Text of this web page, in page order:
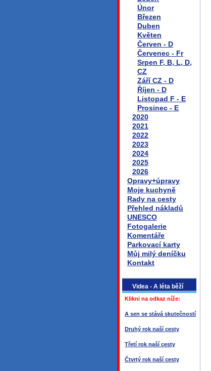
Únor
Březen
Duben
Květen
Červen - D
Červenec - Fr
Srpen F, B, L, D,
CZ
Září CZ - D
Říjen - D
Listopad F - E
Prosinec - E
2020
2021
2022
2023
2024
2025
2026
Opravy+úpravy
Moje kuchyně
Rady na cesty
Přehled nákladů
UNESCO
Fotogalerie
Komentáře
Parkovací karty
Můj milý deníčku
Kontakt
Videa - A léta běží
Klikni na odkaz níže:
A sen se stává skutečností
Druhý rok naší cesty
Třetí rok naší cesty
Čtvrtý rok naší cesty